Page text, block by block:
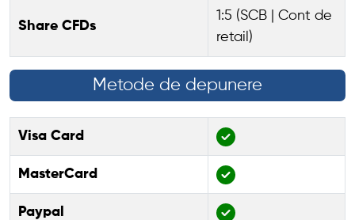
Share CFDs
1:5 (SCB | Cont de
retail)
Metode de depunere
Visa Card
MasterCard
Paypal